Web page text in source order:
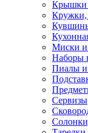
Крышки
Кружки,
Миски и
Наборы
Пиалы и
Сервизы